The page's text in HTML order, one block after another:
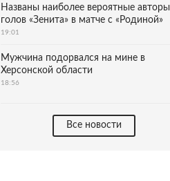
Названы наиболее вероятные авторы
голов «Зенита» в матче с «Родиной»
19:01
Мужчина подорвался на мине в
Херсонской области
18:56
Все новости